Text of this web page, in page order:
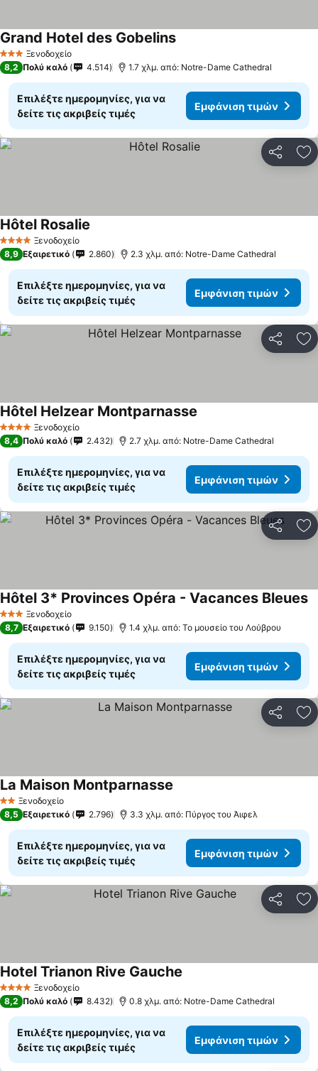
3 ΑστέριαΞενοδοχείο
Grand Hotel des GobelinsΕμφάνιση τιμών
8,2 Πολύ καλό 4.514 1.7 χλμ. από: Notre-Dame Cathedral
Επιλέξτε ημερομηνίες, για να
δείτε τις ακριβείς τιμές
Εμφάνιση τιμών
4 ΑστέριαΞενοδοχείο
Hôtel Rosalie
8,9 Εξαιρετικό 2.860 2.3 χλμ. από: Notre-Dame Cathedral
Επιλέξτε ημερομηνίες, για να
δείτε τις ακριβείς τιμές
Εμφάνιση τιμών
4 ΑστέριαΞενοδοχείο
Hôtel Helzear Montparnasse
8,4 Πολύ καλό 2.432 2.7 χλμ. από: Notre-Dame Cathedral
Επιλέξτε ημερομηνίες, για να
δείτε τις ακριβείς τιμές
Εμφάνιση τιμών
3 ΑστέριαΞενοδοχείο
Hôtel 3* Provinces Opéra - Vacances Bleues
8,7 Εξαιρετικό 9.150 1.4 χλμ. από: Το μουσείο του Λούβρου
Επιλέξτε ημερομηνίες, για να
δείτε τις ακριβείς τιμές
Εμφάνιση τιμών
2 ΑστέριαΞενοδοχείο
La Maison Montparnasse
8,5 Εξαιρετικό 2.796 3.3 χλμ. από: Πύργος του Άιφελ
Επιλέξτε ημερομηνίες, για να
δείτε τις ακριβείς τιμές
Εμφάνιση τιμών
4 ΑστέριαΞενοδοχείο
Hotel Trianon Rive Gauche
8,2 Πολύ καλό 8.432 0.8 χλμ. από: Notre-Dame Cathedral
Επιλέξτε ημερομηνίες, για να
δείτε τις ακριβείς τιμές
Εμφάνιση τιμών